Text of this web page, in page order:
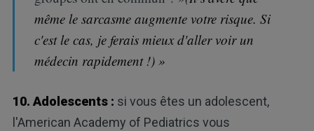
même le sarcasme augmente votre risque. Si
c'est le cas, je ferais mieux d'aller voir un
médecin rapidement !) »
10. Adolescents : si vous êtes un adolescent,
l'American Academy of Pediatrics vous